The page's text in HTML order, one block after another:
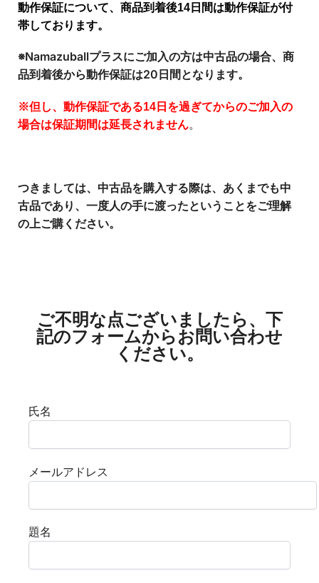
動作保証について、商品到着後14日間は動作保証が付
帯しております。
※Namazuballプラスにご加入の方は中古品の場合、商
品到着後から動作保証は20日間となります。
※但し、動作保証である14日を過ぎてからのご加入の
場合は保証期間は延長されません。
つきましては、中古品を購入する際は、あくまでも中
古品であり、一度人の手に渡ったということをご理解
の上ご購ください。
ご不明な点ございましたら、下
記のフォームからお問い合わせ
ください。
氏名
メールアドレス
題名